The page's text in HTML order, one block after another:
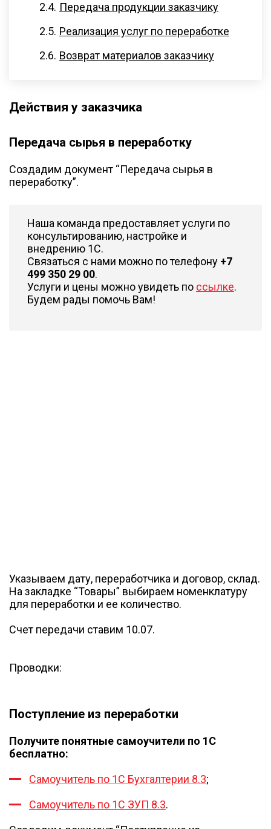
Передача продукции заказчику
Реализация услуг по переработке
Возврат материалов заказчику
Действия у заказчика
Передача сырья в переработку
Создадим документ “Передача сырья в
переработку”.
Наша команда предоставляет услуги по
консультированию, настройке и
внедрению 1С.
Связаться с нами можно по телефону +7
499 350 29 00.
Услуги и цены можно увидеть по ссылке.
Будем рады помочь Вам!
Указываем дату, переработчика и договор, склад.
На закладке “Товары” выбираем номенклатуру
для переработки и ее количество.
Счет передачи ставим 10.07.
Проводки:
Поступление из переработки
Получите понятные самоучители по 1С
бесплатно:
Самоучитель по 1С Бухгалтерии 8.3;
Самоучитель по 1С ЗУП 8.3.